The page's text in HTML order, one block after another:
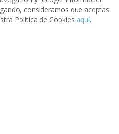
consideramos que aceptas
Política de Cookies aquí.